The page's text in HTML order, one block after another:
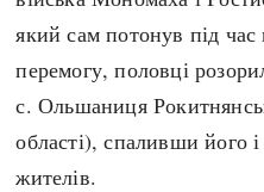
який сам потонув під
перемогу, половці
с. Ольшаниця
області), спаливши його
жителів.